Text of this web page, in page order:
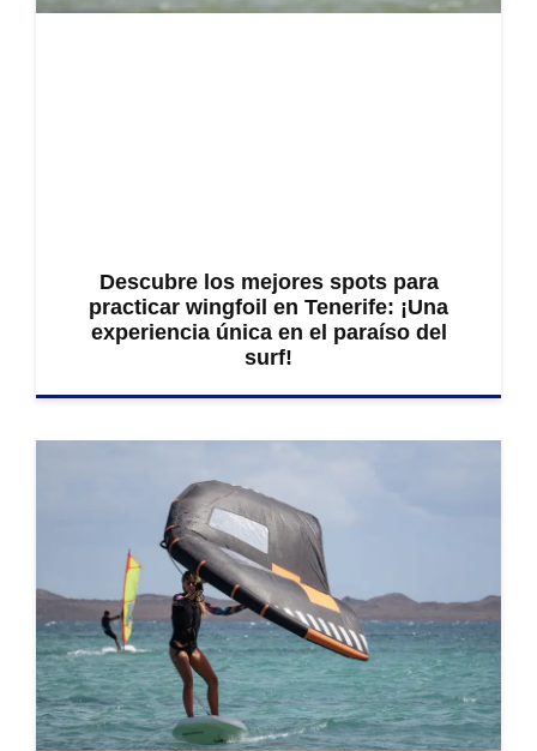
Descubre los mejores spots para
practicar wingfoil en Tenerife: ¡Una
experiencia única en el paraíso del
surf!